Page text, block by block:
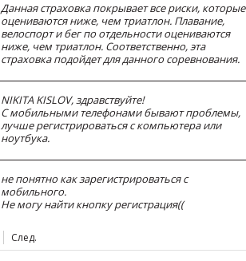
Данная страховка покрывает все риски, которые
оцениваются ниже, чем триатлон. Плавание,
велоспорт и бег по отдельности оцениваются
ниже, чем триатлон. Соответственно, эта
страховка подойдет для данного соревнования.
NIKITA KISLOV, здравствуйте!
С мобильными телефонами бывают проблемы,
лучше регистрироваться с компьютера или
ноутбука.
не понятно как зарегистрироваться с
мобильного.
Не могу найти кнопку регистрация((
След.